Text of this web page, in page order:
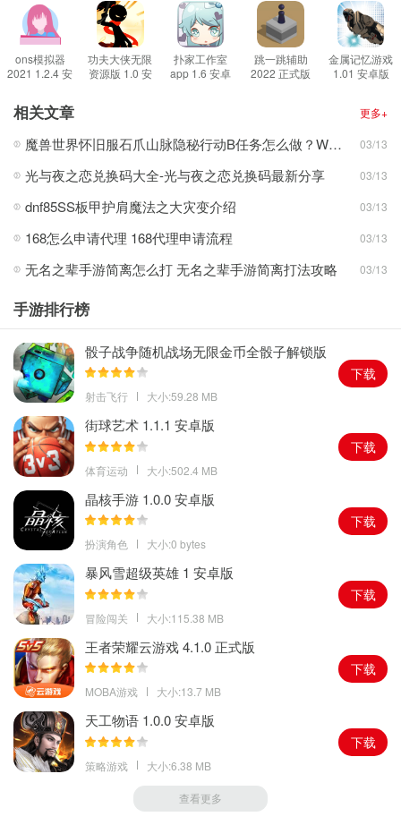
音，玩家对一些问题的回馈也会更及时准确；
3.当然，玩家同样也可以进行一些语音包的下载，通过播放这些语音
来伪装成不同的身份，甚至可以直接模仿名人。
程序亮点
1.程序中玩家可以直接下载不同的名人的语音内容，使用这些名人语
2.程序的功能还是比较齐全的，玩家可以在游戏中自由的选择不同的
语音功能进行尝试；
3.程序支持玩家进行自定义化设计，通过不断地调整各项属性和设
置，玩家可以打造出自己的专属声线。
游戏简评
作为一款可以实时语音变声的变声器工具，极大地方便了玩家在日
常生活中使用一系列的变声功能去恶搞自己的朋友，模拟扮演不同
的身份，尝试以多面化的声音来应对不同的情况。
ons模拟器
2021 1.2.4 安
功夫大侠无限
资源版 1.0 安
扑家工作室
app 1.6 安卓
跳一跳辅助
2022 正式版
金属记忆游戏
1.01 安卓版
相关文章 更多+
魔兽世界怀旧服石爪山脉隐秘行动B任务怎么做？WOW怀旧服风险投资公司函件在哪儿？ 03/13
光与夜之恋兑换码大全-光与夜之恋兑换码最新分享 03/13
dnf85SS板甲护肩魔法之大灾变介绍 03/13
168怎么申请代理 168代理申请流程 03/13
无名之辈手游简离怎么打 无名之辈手游简离打法攻略 03/13
手游排行榜
骰子战争随机战场无限金币全骰子解锁版
1.13.1 安卓版
射击飞行 大小:59.28 MB
下载
街球艺术 1.1.1 安卓版
体育运动 大小:502.4 MB
下载
晶核手游 1.0.0 安卓版
扮演角色 大小:0 bytes
下载
暴风雪超级英雄 1 安卓版
冒险闯关 大小:115.38 MB
下载
王者荣耀云游戏 4.1.0 正式版
MOBA游戏 大小:13.7 MB
下载
天工物语 1.0.0 安卓版
策略游戏 大小:6.38 MB
下载
查看更多